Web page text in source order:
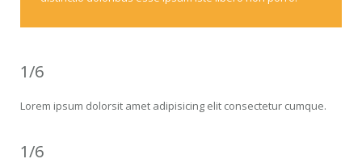
1/6
Lorem ipsum dolorsit amet adipisicing elit consectetur cumque.
1/6